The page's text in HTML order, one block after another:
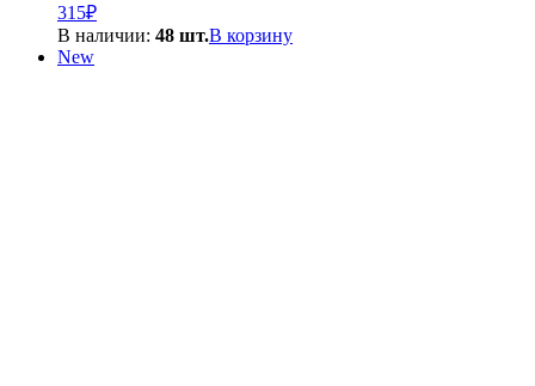
315₽
В наличии: 48 шт.В корзину
New